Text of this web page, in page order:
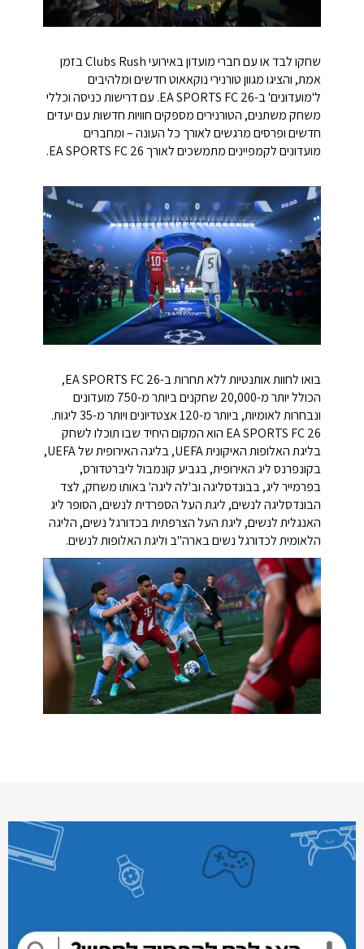
שחקו לבד או עם חברי מועדון באירועי Clubs Rush בזמן
אמת, והציגו מגוון טורנירי נוקאאוט חדשים ומלהיבים
ל'מועדונים' ב-EA SPORTS FC 26. עם דרישות כניסה וכללי
משחק משתנים, הטורנירים מספקים חוויות חדשות עם יעדים
חדשים ופרסים מרגשים לאורך כל העונה – ומחברים
מועדונים לקמפיינים מתמשכים לאורך EA SPORTS FC 26.
בואו לחוות אותנטיות ללא תחרות ב-EA SPORTS FC 26,
הכולל יותר מ-20,000 שחקנים ביותר מ-750 מועדונים
ונבחרות לאומיות, ביותר מ-120 אצטדיונים ויותר מ-35 ליגות.
EA SPORTS FC 26 הוא המקום היחיד שבו תוכלו לשחק
בליגת האלופות האיקונית UEFA, בליגה האירופית של UEFA,
בקונפרנס ליג האירופית, בגביע קונמבול ליברטדורס,
בפרמייר ליג, בבונדסליגה וב'לה ליגה' באותו משחק, לצד
הבונדסליגה לנשים, ליגת העל הספרדית לנשים, הסופר ליג
האנגלית לנשים, ליגת העל הצרפתית בכדורגל נשים, הליגה
הלאומית לכדורגל נשים בארה"ב וליגת האלופות לנשים.